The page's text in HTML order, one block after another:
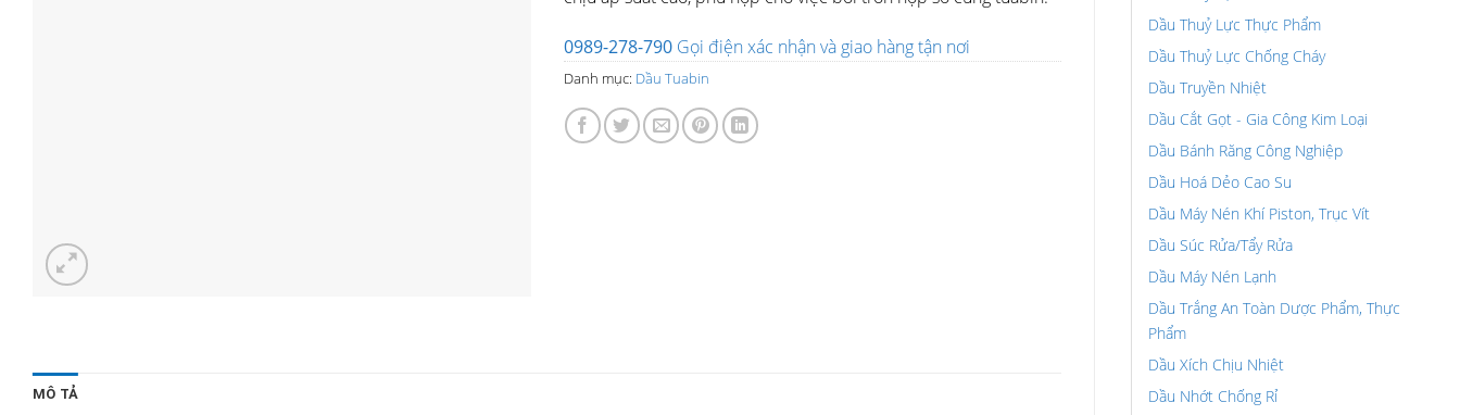
Dầu Thuỷ Lực Thực Phẩm
Dầu Thuỷ Lực Chống Cháy
Dầu Truyền Nhiệt
Dầu Cắt Gọt - Gia Công Kim Loại
Dầu Bánh Răng Công Nghiệp
Dầu Hoá Dẻo Cao Su
Dầu Máy Nén Khí Piston, Trục Vít
Dầu Súc Rửa/Tẩy Rửa
Dầu Máy Nén Lạnh
Dầu Trắng An Toàn Dược Phẩm, Thực
Phẩm
Dầu Xích Chịu Nhiệt
Dầu Nhớt Chống Rỉ
0989-278-790 Gọi điện xác nhận và giao hàng tận nơi
Danh mục: Dầu Tuabin
MÔ TẢ